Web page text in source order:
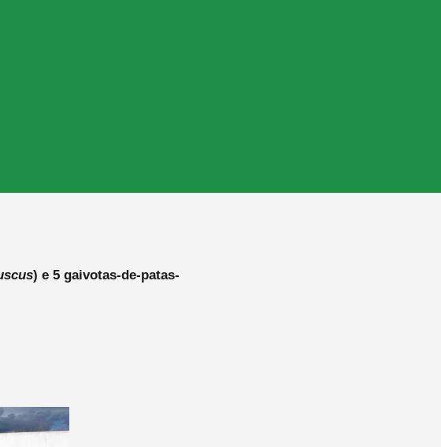
) e 5 gaivotas-de-patas-